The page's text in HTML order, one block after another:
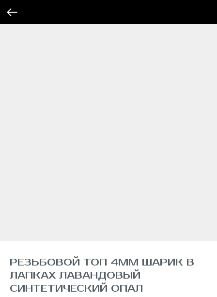
РЕЗЬБОВОЙ ТОП 4ММ ШАРИК В
ЛАПКАХ ЛАВАНДОВЫЙ
СИНТЕТИЧЕСКИЙ ОПАЛ